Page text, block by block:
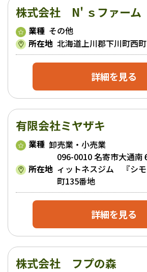
株式会社 N' ｓファーム
業種 その他
所在地 北海道上川郡下川町西
詳細を見る
有限会社ミヤザキ
業種 卸売業・小売業
所在地
096-0010 名寄市大通南
ィットネスジム 『シ
町135番地
詳細を見る
株式会社 フプの森